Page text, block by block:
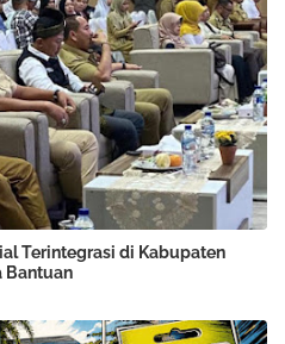
Terintegrasi di Kabupaten
Bantuan